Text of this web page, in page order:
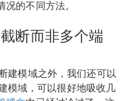
的不同方法。
断而非多个端
建模域之外，我们还可以
模域，可以很好地吸收几